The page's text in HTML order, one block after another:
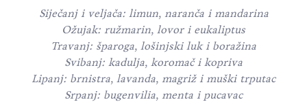
Siječanj i veljača: limun, naranča i mandarina
Ožujak: ružmarin, lovor i eukaliptus
Travanj: šparoga, lošinjski luk i boražina
Svibanj: kadulja, koromač i kopriva
Lipanj: brnistra, lavanda, magriž i muški trputac
Srpanj: bugenvilia, menta i pucavac